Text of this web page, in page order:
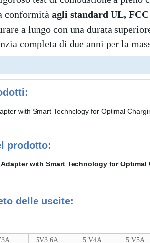
conformità agli standard UL, FCC
a lungo con una durata
completa di due anni per la
prodotto:
delle uscite:
5V3.6A 5 V4A
5 V5A